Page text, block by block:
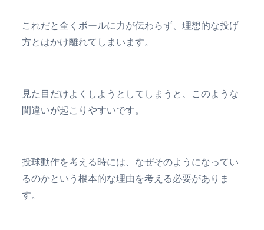
これだと全くボールに力が伝わらず、理想的な投げ
方とはかけ離れてしまいます。
見た目だけよくしようとしてしまうと、このような
間違いが起こりやすいです。
投球動作を考える時には、なぜそのようになってい
るのかという根本的な理由を考える必要がありま
す。